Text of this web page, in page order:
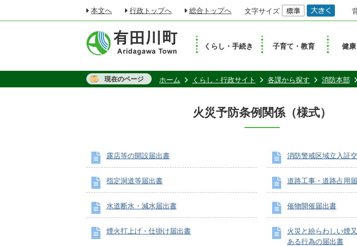
本文へ 行政トップへ 総合トップへ 文字サイズ
くらし・手続き 子育て・教育 健
現在のページ ホーム くらし・行政サイト 各課から探す 消防本部
火災予防条例関係（様式）
露店等の開設届出書 消防警戒区域立入証
指定洞道等届出書 道路工事・道路占用
水道断水・減水届出書 催物開催届出書
煙火打上げ・仕掛け届出書
火災と紛らわしい煙
ある行為の届出書